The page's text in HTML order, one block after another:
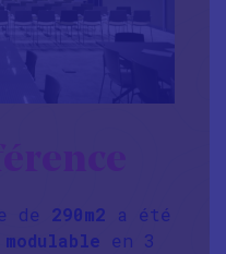
de 290m2 a été
modulable en 3